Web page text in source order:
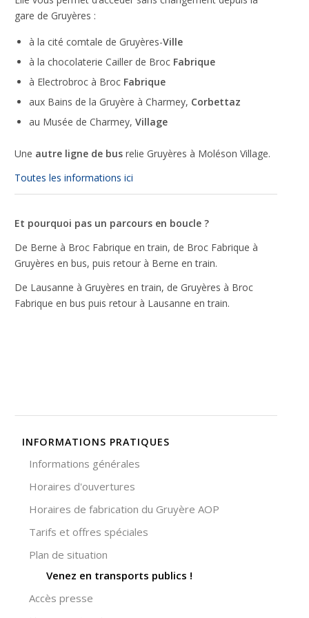
gare de Gruyères :
à la cité comtale de Gruyères-Ville
à la chocolaterie Cailler de Broc Fabrique
à Electrobroc à Broc Fabrique
aux Bains de la Gruyère à Charmey, Corbettaz
au Musée de Charmey, Village
Une autre ligne de bus relie Gruyères à Moléson Village.
Toutes les informations ici
Et pourquoi pas un parcours en boucle ?
De Berne à Broc Fabrique en train, de Broc Fabrique à
Gruyères en bus, puis retour à Berne en train.
De Lausanne à Gruyères en train, de Gruyères à Broc
Fabrique en bus puis retour à Lausanne en train.
INFORMATIONS PRATIQUES
Informations générales
Horaires d'ouvertures
Horaires de fabrication du Gruyère AOP
Tarifs et offres spéciales
Plan de situation
Venez en transports publics !
Accès presse
site Web est
Expérience
fonctionne
Si vous
certaines
disparaîtront
Marketing
En partageant
votre intérêt et
voir du